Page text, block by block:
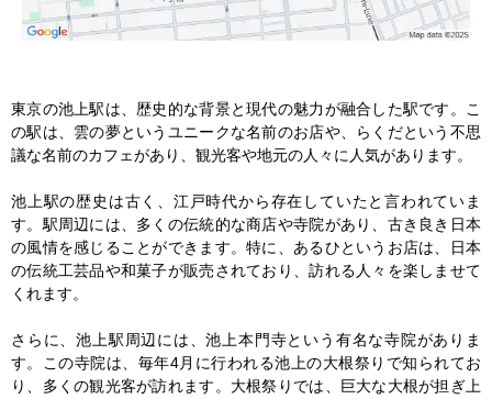
東京の池上駅は、歴史的な背景と現代の魅力が融合した駅です。こ
の駅は、雲の夢というユニークな名前のお店や、らくだという不思
議な名前のカフェがあり、観光客や地元の人々に人気があります。
池上駅の歴史は古く、江戸時代から存在していたと言われていま
す。駅周辺には、多くの伝統的な商店や寺院があり、古き良き日本
の風情を感じることができます。特に、あるひというお店は、日本
の伝統工芸品や和菓子が販売されており、訪れる人々を楽しませて
くれます。
さらに、池上駅周辺には、池上本門寺という有名な寺院がありま
す。この寺院は、毎年4月に行われる池上の大根祭りで知られてお
り、多くの観光客が訪れます。大根祭りでは、巨大な大根が担ぎ上